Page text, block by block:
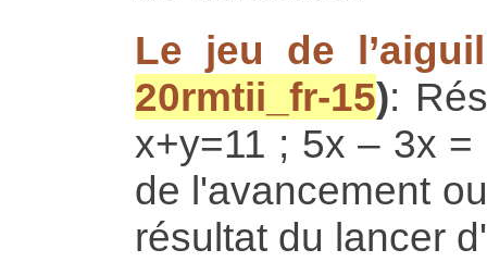
Le jeu de
20rmtii_fr-15):
x+y=11 ; 5x – 3x
de l'avancement
résultat du lancer